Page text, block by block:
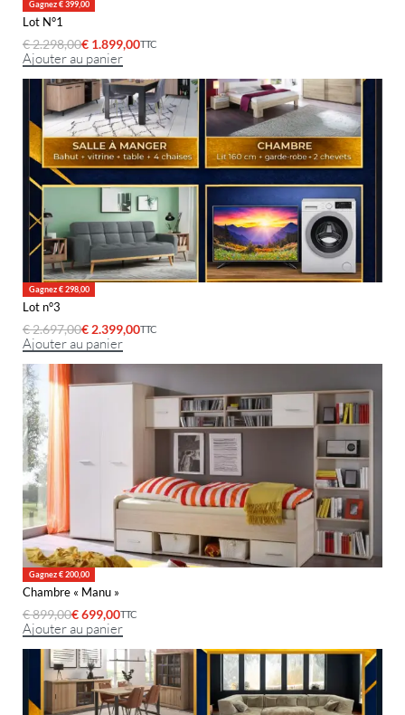
Gagnez € 399,00
Lot N°1
€2.298,00€ 1.899,00TTC
Ajouter au panier
Gagnez € 298,00
Lot n°3
€2.697,00€ 2.399,00TTC
Ajouter au panier
Gagnez € 200,00
Chambre « Manu »
€899,00€699,00TTC
Ajouter au panier